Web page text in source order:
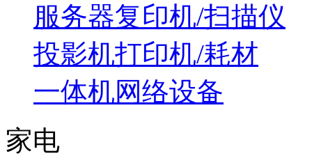
服务器复印机/扫描仪
投影机打印机/耗材
一体机网络设备
家电